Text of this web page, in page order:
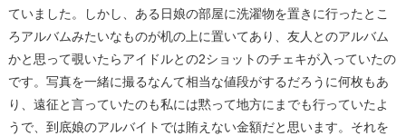
ていました。しかし、ある日娘の部屋に洗濯物を置きに行ったとこ
ろアルバムみたいなものが机の上に置いてあり、友人とのアルバム
かと思って覗いたらアイドルとの2ショットのチェキが入っていたの
です。写真を一緒に撮るなんて相当な値段がするだろうに何枚もあ
り、遠征と言っていたのも私には黙って地方にまでも行っていたよ
うで、到底娘のアルバイトでは賄えない金額だと思います。それを